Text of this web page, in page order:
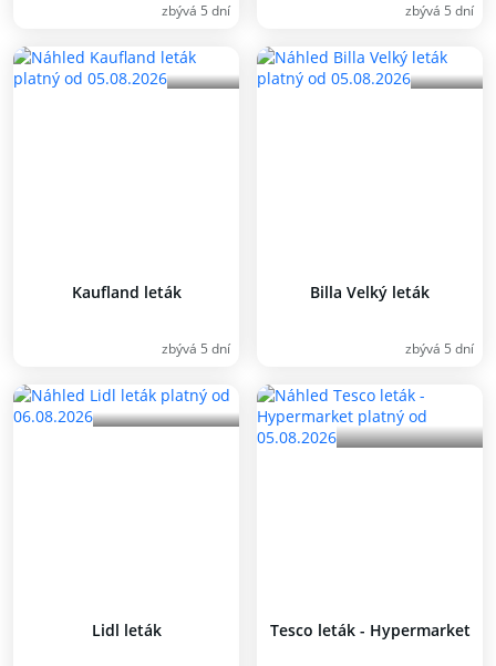
zbývá 5 dní zbývá 5 dní
Kaufland leták
zbývá 5 dní
Billa Velký leták
zbývá 5 dní
Lidl leták Tesco leták - Hypermarket